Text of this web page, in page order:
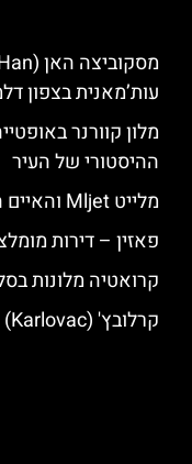
עות’מאנית בצפון
ההיסטורי של העיר
מלייט Mljet והאיים הסמוכים – מלונות מומלצים
פאזין – דירות
קרואטיה מלונות
קרלובץ' (Karlovac) מלונות מומלצים